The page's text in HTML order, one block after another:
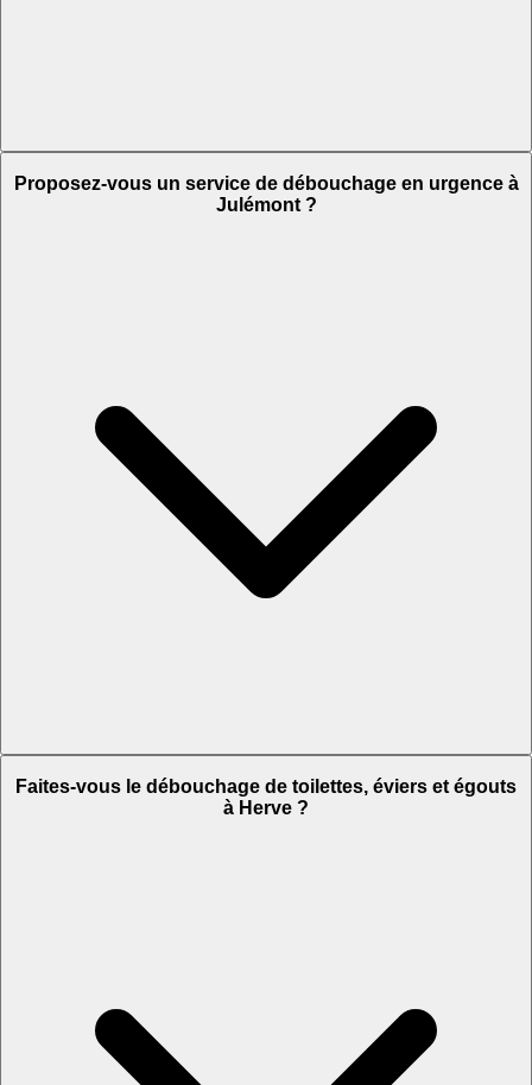
Proposez-vous un service de débouchage en urgence à
Julémont ?
Faites-vous le débouchage de toilettes, éviers et égouts
à Herve ?